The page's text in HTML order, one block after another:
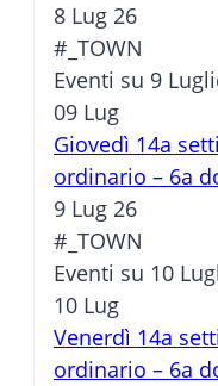
8 Lug 26
#_TOWN
Eventi su 9
09 Lug
Giovedì 14a
ordinario – 6a
9 Lug 26
#_TOWN
Eventi su 10
10 Lug
Venerdì 14a
ordinario – 6a